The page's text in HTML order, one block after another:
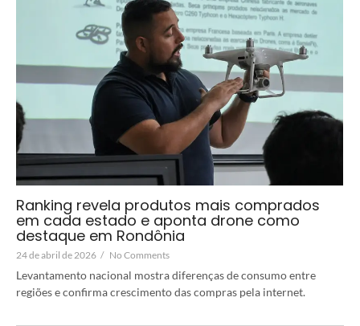
Ranking revela produtos mais comprados
em cada estado e aponta drone como
destaque em Rondônia
24 de abril de 2026 / No Comments
Levantamento nacional mostra diferenças de consumo entre
regiões e confirma crescimento das compras pela internet.